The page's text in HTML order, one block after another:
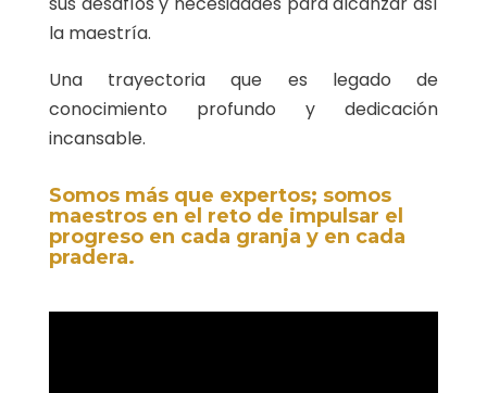
la maestría.
Una trayectoria que es legado de
conocimiento profundo y dedicación
incansable.
Somos más que expertos; somos
maestros en el reto de impulsar el
progreso en cada granja y en cada
pradera.